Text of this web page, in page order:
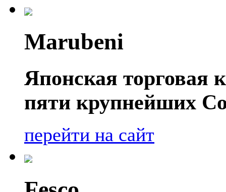
Marubeni
Японская торговая
пяти крупнейших
перейти на сайт